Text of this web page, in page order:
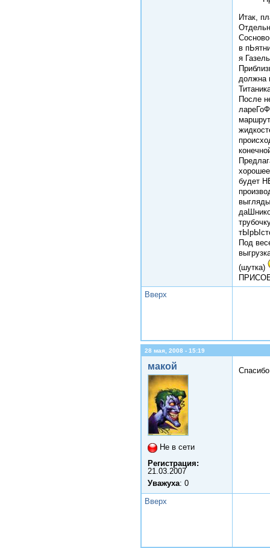
Итак,
в
я
должна
После
будет
Под
(шутка)
Вверх
28 мая, 2008 - 15:19
макой
Не в сети
Регистрация:
21.03.2007
Уважуха: 0
Вверх